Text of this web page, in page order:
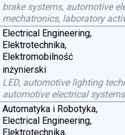
brake systems, automotive
mechatronics, laboratory
Electrical Engineering,
Elektrotechnika,
Elektromobilność
inżynierski
LED, automotive lighting
automotive electrical
Automatyka i Robotyka,
Electrical Engineering,
Elektrotechnika,